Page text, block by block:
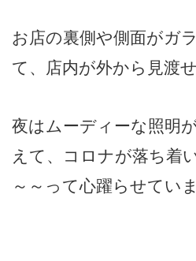
お店の裏側や側面がガ
て、店内が外から見渡
夜はムーディーな照明
えて、コロナが落ち着
～～って心躍らせてい